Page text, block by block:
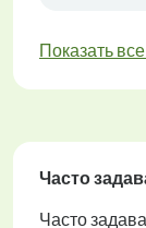
Показать
Часто
Часто